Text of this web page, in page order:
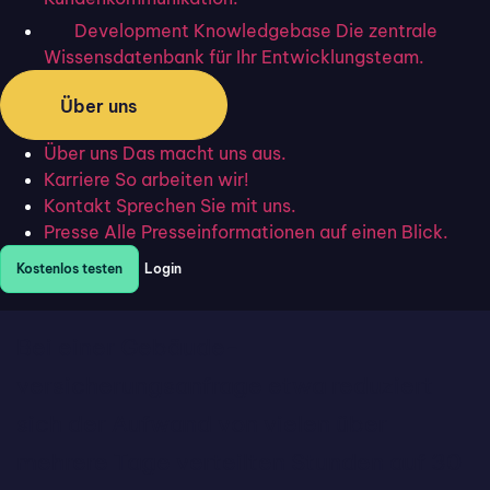
Development Knowledgebase Die zentrale
Wissensdatenbank für Ihr Entwicklungsteam.
Über uns
Über uns Das macht uns aus.
Karriere So arbeiten wir!
Kontakt Sprechen Sie mit uns.
Presse Alle Presseinformationen auf einen Blick.
Kostenlos testen Login
jederzeit greifbar. „Das kann ich nur
lobend erwähnen, Antworten kommen
fast in Sekunden“, freut sich Olaf Misch.
Der Einsatz des Tools zeigt bei
Flixmakler schnell messbare Wirkung.
Vor allem bei Anfragen zu komplexen
Versicherungsthemen spart das Team
täglich mehrere Stunden Zeit.